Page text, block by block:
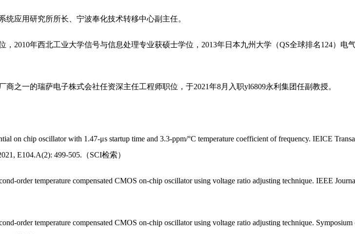
应用研究所所长、宁波奉化技术转移中心副主任。
，2010年西北工业大学信号与信息处理专业获硕士学位，2013年日本九州大学（QS全球排名124）电
之一的瑞萨电子株式会社任资深主任工程师职位，于2021年8月入职yl6809永利集团任副教授。
on chip oscillator with 1.47-μs startup time and 3.3-ppm/°C temperature coefficient of frequency. IEICE
E104.A(2): 499-505.（SCI检索）
order temperature compensated CMOS on-chip oscillator using voltage ratio adjusting technique. IEEE
order temperature compensated CMOS on-chip oscillator using voltage ratio adjusting technique.